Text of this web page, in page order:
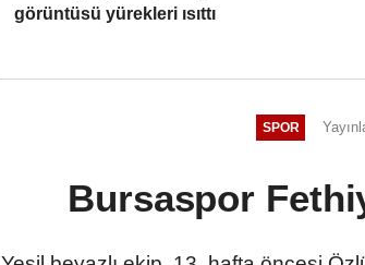
görüntüsü yürekleri ısıttı
SPOR
Bursaspor